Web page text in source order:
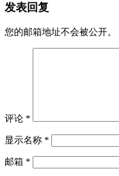
发表回复
您的邮箱地址不会被公开。
评论 *
显示名称 *
邮箱 *